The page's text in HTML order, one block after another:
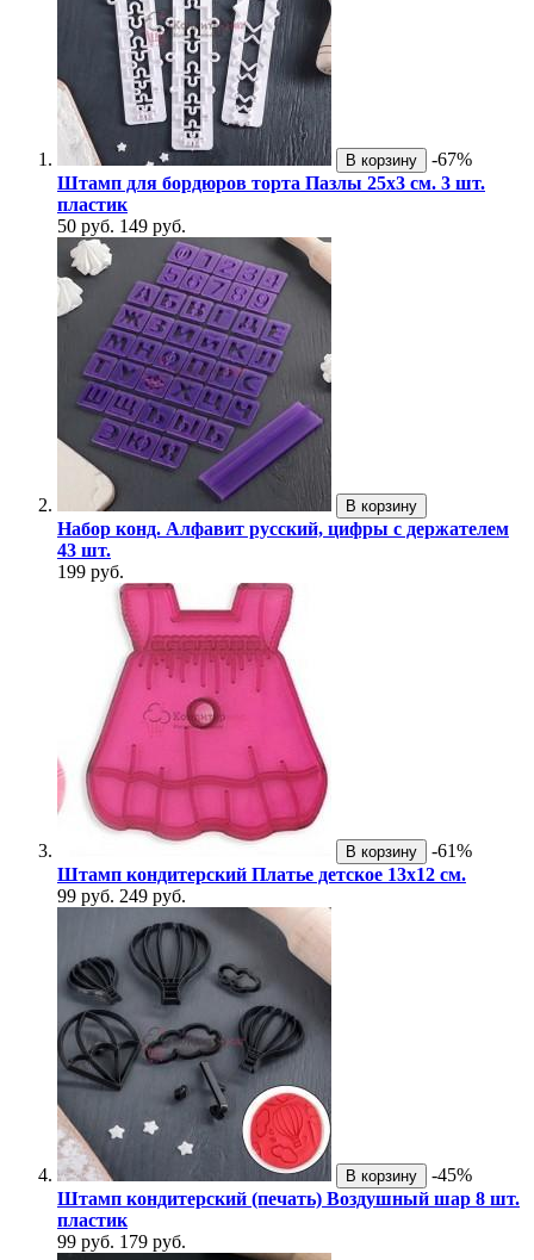
В корзину
-67%
Штамп для бордюров торта Пазлы 25х3 см. 3 шт.
пластик
50 руб. 149 руб.
В корзину
Набор конд. Алфавит русский, цифры с держателем
43 шт.
199 руб.
В корзину
-61%
Штамп кондитерский Платье детское 13х12 см.
99 руб. 249 руб.
В корзину
-45%
Штамп кондитерский (печать) Воздушный шар 8 шт.
пластик
99 руб. 179 руб.